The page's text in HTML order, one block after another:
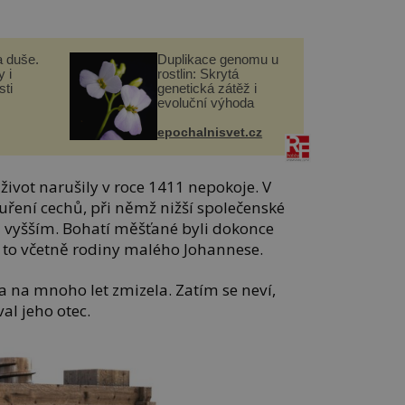
duše.
i
Duplikace genomu u
rostlin: Skrytá
genetická zátěž i
evoluční výhoda
epochalnisvet.cz
narušily v roce 1411 nepokoje. V
cechů, při němž nižší společenské
Bohatí měšťané byli dokonce
včetně rodiny malého Johannese.
mnoho let zmizela. Zatím se neví,
jeho otec.